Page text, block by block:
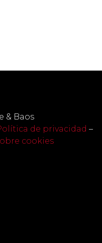
& Baos
de privacidad –
cookies